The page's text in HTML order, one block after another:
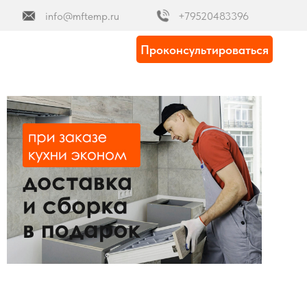
Проконсультироваться
info@mftemp.ru +79520483396